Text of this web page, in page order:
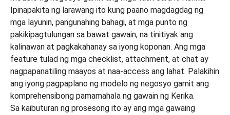
Sa kaibuturan ng prosesong ito ay ang mga gawaing